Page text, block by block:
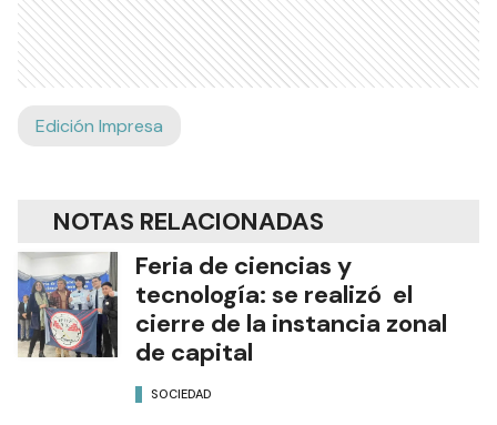
Edición Impresa
NOTAS RELACIONADAS
Feria de ciencias y
tecnología: se realizó el
cierre de la instancia zonal
de capital
SOCIEDAD